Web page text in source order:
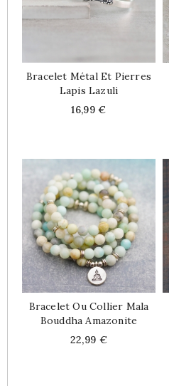
Bracelet Métal Et Pierres
Lapis Lazuli
Price
16,99 €
Bracelet Ou Collier Mala
Bouddha Amazonite
Price
22,99 €